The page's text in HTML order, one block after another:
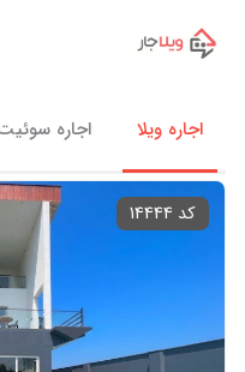
اجاره ویلا اجاره سوئیت
کد 14444